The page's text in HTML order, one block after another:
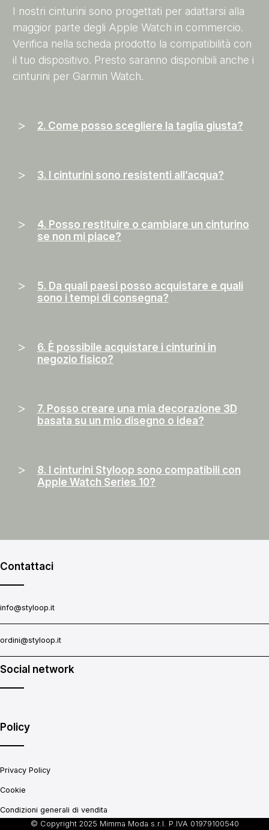
I nostri cinturini sono progettati per adattarsi alla
maggior parte degli Apple Watch in commercio.
Verifica nella scheda prodotto la compatibilità con
il tuo dispositivo. Presto saranno disponibili anche i
cinturini per Garmin Watch.
2. Come posso scegliere la taglia giusta?
3. I cinturini sono resistenti all’acqua?
4. Posso restituire o cambiare un cinturino
se non mi piace?
5. Da quali paesi posso acquistare e quali
sono i tempi di consegna?
6. È possibile acquistare i cinturini in
negozio fisico?
7. Posso creare una mia decorazione 3D
basata su un mio disegno o idea?
8. I cinturini Styloop sono compatibili con
Apple Watch Series 10?
Contattaci
info@styloop.it
ordini@styloop.it
Social network
Policy
Privacy Policy
Cookie
Condizioni generali di vendita
© Copyright 2025 Mimma Moda s.r.l. P.IVA 01979100540